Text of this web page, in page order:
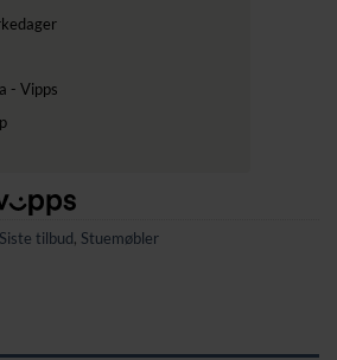
- Vipps
Siste tilbud, Stuemøbler